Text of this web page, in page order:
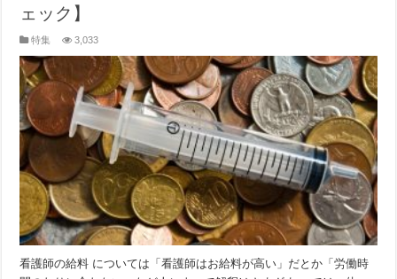
ェック】
特集 3,033
看護師の給料 については「看護師はお給料が高い」だとか「労働時